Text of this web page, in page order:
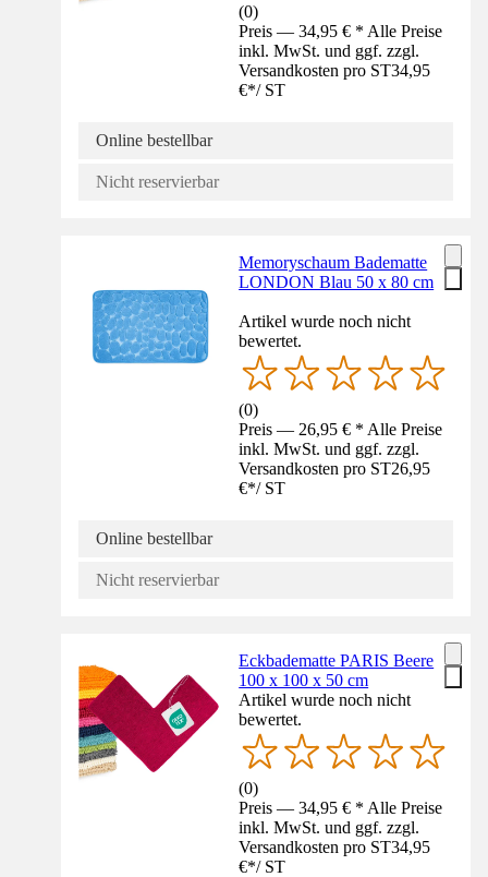
(0)
Preis — 34,95 € * Alle Preise
inkl. MwSt. und ggf. zzgl.
Versandkosten pro ST34,95
€*/ ST
Online bestellbar
Nicht reservierbar
Memoryschaum Badematte
LONDON Blau 50 x 80 cm
Artikel wurde noch nicht
bewertet.
(0)
Preis — 26,95 € * Alle Preise
inkl. MwSt. und ggf. zzgl.
Versandkosten pro ST26,95
€*/ ST
Online bestellbar
Nicht reservierbar
Eckbadematte PARIS Beere
100 x 100 x 50 cm
Artikel wurde noch nicht
bewertet.
(0)
Preis — 34,95 € * Alle Preise
inkl. MwSt. und ggf. zzgl.
Versandkosten pro ST34,95
€*/ ST